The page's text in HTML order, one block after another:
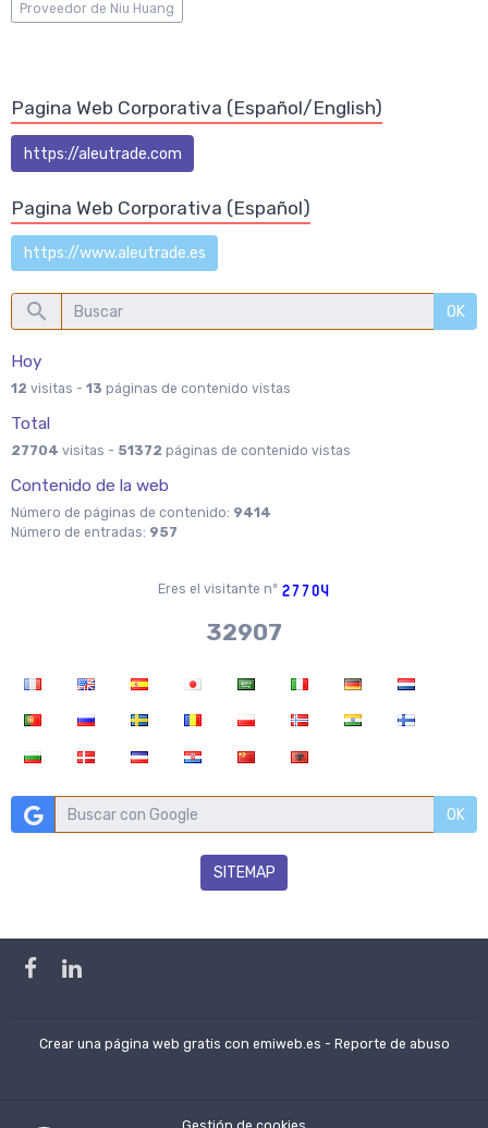
Proveedor de Niu Huang
Pagina Web Corporativa (Español/English)
https://aleutrade.com
Pagina Web Corporativa (Español)
https://www.aleutrade.es
OK
Hoy
12 visitas - 13 páginas de contenido vistas
Total
27704 visitas - 51372 páginas de contenido vistas
Contenido de la web
Número de páginas de contenido: 9414
Número de entradas: 957
Eres el visitante nº
36704
OK
SITEMAP
Crear una página web gratis con emiweb.es - Reporte de abuso